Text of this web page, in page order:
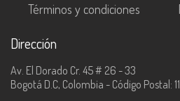
Términos y condiciones
Dirección
Av. El Dorado Cr. 45 # 26 - 33
Bogotá D.C, Colombia - Código Postal: